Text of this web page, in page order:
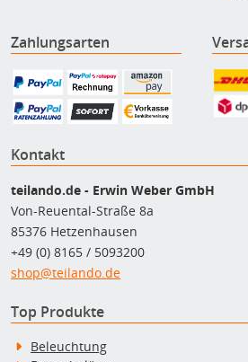
Zahlungsarten
Kontakt
teilando.de - Erwin Weber GmbH
Von-Reuental-Straße 8a
85376 Hetzenhausen
+49 (0) 8165 / 5093200
shop@teilando.de
Top Produkte
Beleuchtung